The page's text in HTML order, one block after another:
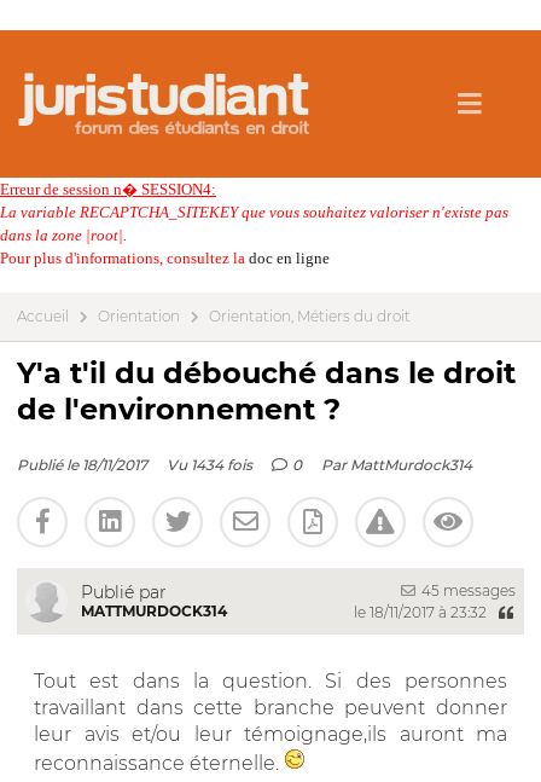
Erreur de session n� SESSION4:
La variable RECAPTCHA_SITEKEY que vous souhaitez valoriser n'existe pas
dans la zone |root|.
Pour plus d'informations, consultez la doc en ligne
Accueil Orientation Orientation, Métiers du droit
Y'a t'il du débouché dans le droit
de l'environnement ?
Publié le 18/11/2017 Vu 1434 fois 0 Par MattMurdock314
Publié par
MATTMURDOCK314
45 messages
le 18/11/2017 à 23:32
Tout est dans la question. Si des personnes
travaillant dans cette branche peuvent donner
leur avis et/ou leur témoignage,ils auront ma
reconnaissance éternelle.